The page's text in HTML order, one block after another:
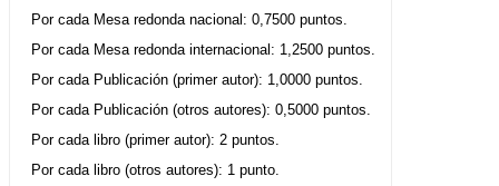
Por cada Mesa redonda nacional: 0,7500 puntos.
Por cada Mesa redonda internacional: 1,2500 puntos.
Por cada Publicación (primer autor): 1,0000 puntos.
Por cada Publicación (otros autores): 0,5000 puntos.
Por cada libro (primer autor): 2 puntos.
Por cada libro (otros autores): 1 punto.